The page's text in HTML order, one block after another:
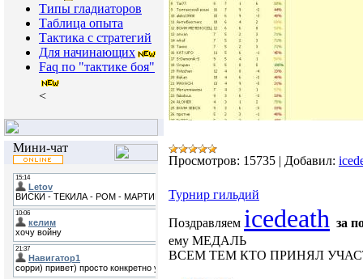
Типы гладиаторов
Таблица опыта
Тактика с стратегий
Для начинающих
Faq по "тактике боя"
<
Мини-чат
Просмотров: 15735 | Добавил:
Турнир гильдий
Поздравляем icedeath за
ему МЕДАЛЬ
ВСЕМ ТЕМ КТО ПРИНЯЛ